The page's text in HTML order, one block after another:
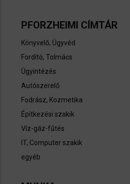
PFORZHEIMI CÍMTÁR
Könyvelő, Ügyvéd
Fordító, Tolmács
Ügyintézés
Autószerelő
Fodrász, Kozmetika
Építkezési szakik
Víz-gáz-fűtés
IT, Computer szakik
egyéb